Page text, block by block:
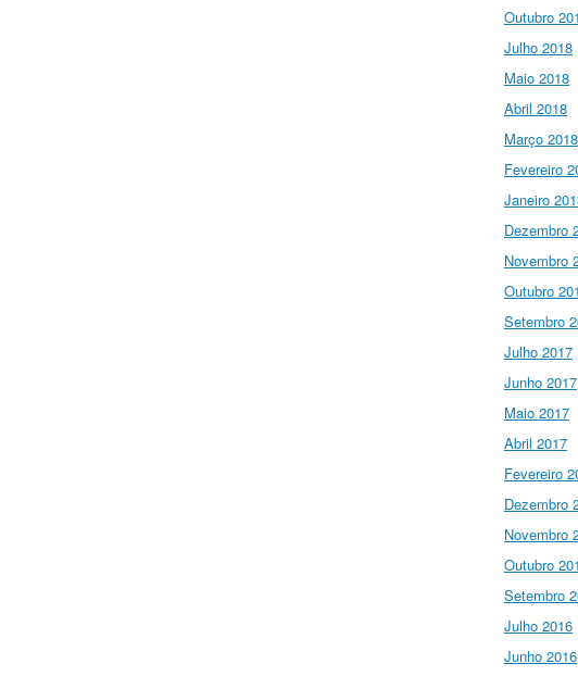
Outubro
Julho 2018
Maio 2018
Abril 2018
Março 2018
Fevereiro
Janeiro
Dezembro
Novembro
Outubro
Setembro
Julho 2017
Junho 2017
Maio 2017
Abril 2017
Fevereiro
Dezembro
Novembro
Outubro
Setembro
Julho 2016
Junho 2016